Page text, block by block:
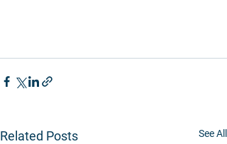
Related Posts See All